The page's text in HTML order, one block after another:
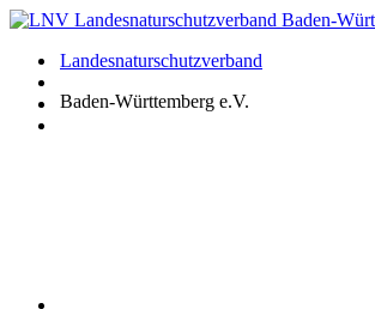
Zum
springenLandesnaturschutzverband
Baden-Württemberg e.V.